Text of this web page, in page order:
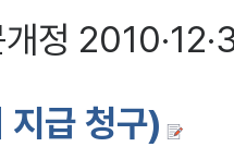
정
급 청구)